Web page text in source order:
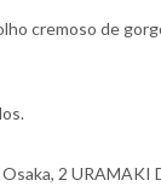
cremoso de
2